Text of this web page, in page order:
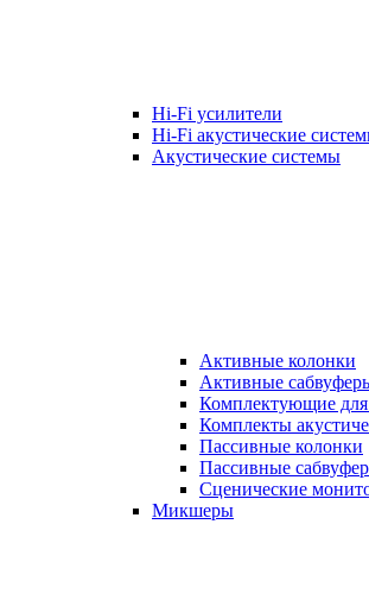
Hi-Fi усилители
Hi-Fi акустические
Акустические системы
Активные колонки
Активные
Комплектующие для
Комплекты
Пассивные колонки
Пассивные
Сценические
Микшеры